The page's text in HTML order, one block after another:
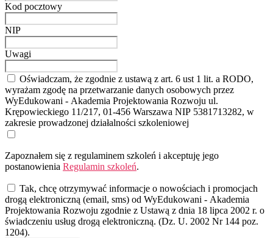
Kod pocztowy
NIP
Uwagi
Oświadczam, że zgodnie z ustawą z art. 6 ust 1 lit. a RODO,
wyrażam zgodę na przetwarzanie danych osobowych przez
WyEdukowani - Akademia Projektowania Rozwoju ul.
Krępowieckiego 11/217, 01-456 Warszawa NIP 5381713282, w
zakresie prowadzonej działalności szkoleniowej
Zapoznałem się z regulaminem szkoleń i akceptuję jego
postanowienia Regulamin szkoleń.
Tak, chcę otrzymywać informacje o nowościach i promocjach
drogą elektroniczną (email, sms) od WyEdukowani - Akademia
Projektowania Rozwoju zgodnie z Ustawą z dnia 18 lipca 2002 r. o
świadczeniu usług drogą elektroniczną. (Dz. U. 2002 Nr 144 poz.
1204).